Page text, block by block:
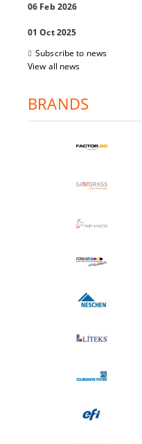
06 Feb 2026
01 Oct 2025
Subscribe to news
View all news
BRANDS